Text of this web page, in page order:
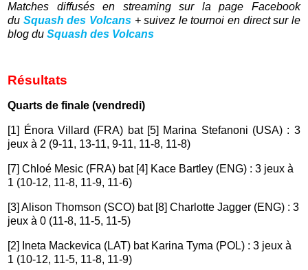
Matches diffusés en streaming sur la page Facebook
du Squash des Volcans +suivez le tournoi en direct sur le
blog duSquash des Volcans
Résultats
Quarts de finale (vendredi)
[1] Énora Villard (FRA) bat [5] Marina Stefanoni (USA) : 3
jeux à 2 (9-11, 13-11, 9-11, 11-8, 11-8)
[7] Chloé Mesic (FRA) bat [4] Kace Bartley (ENG) : 3 jeux à
1 (10-12, 11-8, 11-9, 11-6)
[3] Alison Thomson (SCO) bat [8] Charlotte Jagger (ENG) : 3
jeux à 0 (11-8, 11-5, 11-5)
[2] Ineta Mackevica (LAT) bat Karina Tyma (POL) : 3 jeux à
1 (10-12, 11-5, 11-8, 11-9)